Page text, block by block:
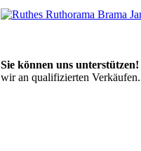
Sie können uns unterstützen!
wir an qualifizierten Verkäufen.